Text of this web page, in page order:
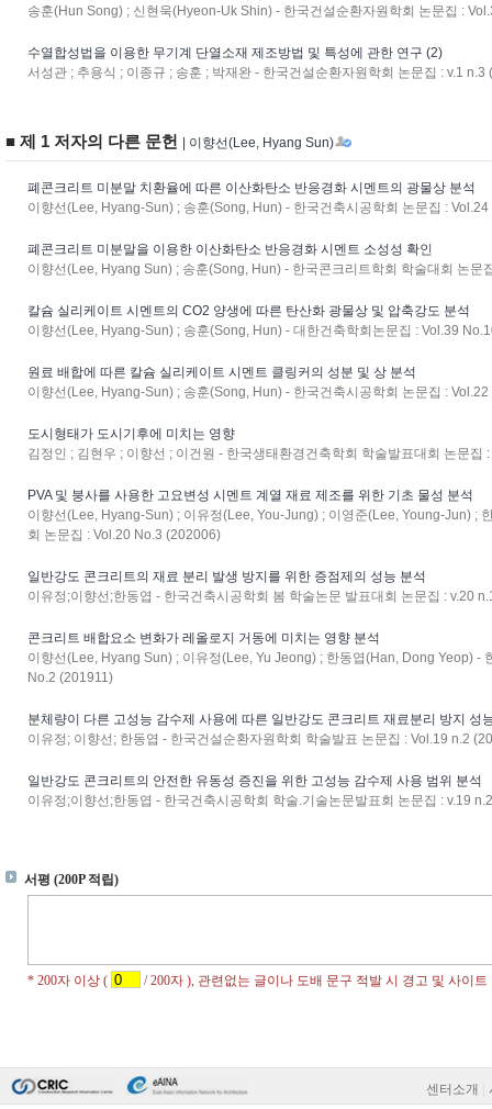
송훈(Hun Song) ; 신현욱(Hyeon-Uk Shin) - 한국건설순환자원학회 논문집 :
수열합성법을 이용한 무기계 단열소재 제조방법 및 특성에 관한 연구 (2)
서성관 ; 추용식 ; 이종규 ; 송훈 ; 박재완 - 한국건설순환자원학회 논문집 : v.1 n.3
■ 제 1 저자의 다른 문헌 | 이향선(Lee, Hyang Sun)
폐콘크리트 미분말 치환율에 따른 이산화탄소 반응경화 시멘트의 광물상 분석
이향선(Lee, Hyang-Sun) ; 송훈(Song, Hun) - 한국건축시공학회 논문집 :
폐콘크리트 미분말을 이용한 이산화탄소 반응경화 시멘트 소성성 확인
이향선(Lee, Hyang Sun) ; 송훈(Song, Hun) - 한국콘크리트학회 학술대회 논문
칼슘 실리케이트 시멘트의 CO2 양생에 따른 탄산화 광물상 및 압축강도 분석
이향선(Lee, Hyang-Sun) ; 송훈(Song, Hun) - 대한건축학회논문집 : Vol.39
원료 배합에 따른 칼슘 실리케이트 시멘트 클링커의 성분 및 상 분석
이향선(Lee, Hyang-Sun) ; 송훈(Song, Hun) - 한국건축시공학회 논문집 :
도시형태가 도시기후에 미치는 영향
김정인 ; 김현우 ; 이향선 ; 이건원 - 한국생태환경건축학회 학술발표대회 논문집
PVA 및 붕사를 사용한 고요변성 시멘트 계열 재료 제조를 위한 기초 물성 분석
이향선(Lee, Hyang-Sun) ; 이유정(Lee, You-Jung) ; 이영준(Lee, Young-Jun) ;
회 논문집 : Vol.20 No.3 (202006)
일반강도 콘크리트의 재료 분리 발생 방지를 위한 증점제의 성능 분석
이유정;이향선;한동엽 - 한국건축시공학회 봄 학술논문 발표대회 논문집 : v.20
콘크리트 배합요소 변화가 레올로지 거동에 미치는 영향 분석
이향선(Lee, Hyang Sun) ; 이유정(Lee, Yu Jeong) ; 한동엽(Han, Dong Yeop) -
No.2 (201911)
분체량이 다른 고성능 감수제 사용에 따른 일반강도 콘크리트 재료분리 방지 성
이유정; 이향선; 한동엽 - 한국건설순환자원학회 학술발표 논문집 : Vol.19 n.2
일반강도 콘크리트의 안전한 유동성 증진을 위한 고성능 감수제 사용 범위 분석
이유정;이향선;한동엽 - 한국건축시공학회 학술.기술논문발표회 논문집 : v.19
센터소개